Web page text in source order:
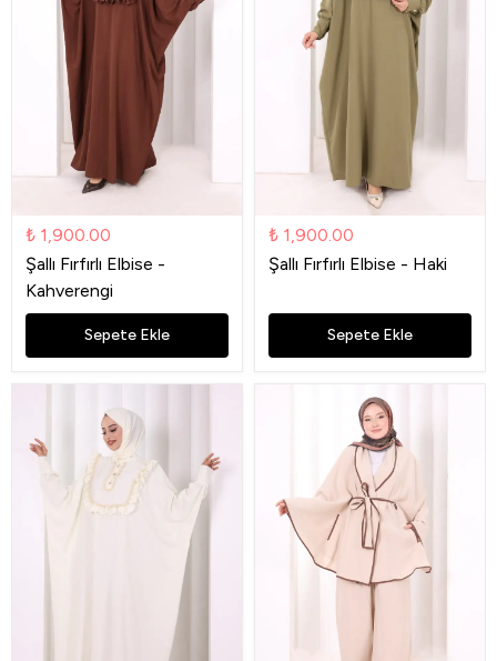
₺ 1,900.00
Şallı Fırfırlı Elbise -
Kahverengi
Sepete Ekle
₺ 1,900.00
Şallı Fırfırlı Elbise - Haki
Sepete Ekle